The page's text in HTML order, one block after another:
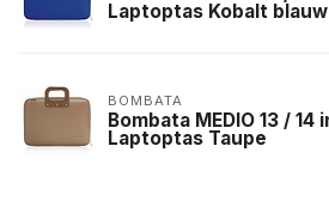
Laptoptas Kobalt blauw
BOMBATA
Bombata MEDIO 13 / 14
Laptoptas Taupe